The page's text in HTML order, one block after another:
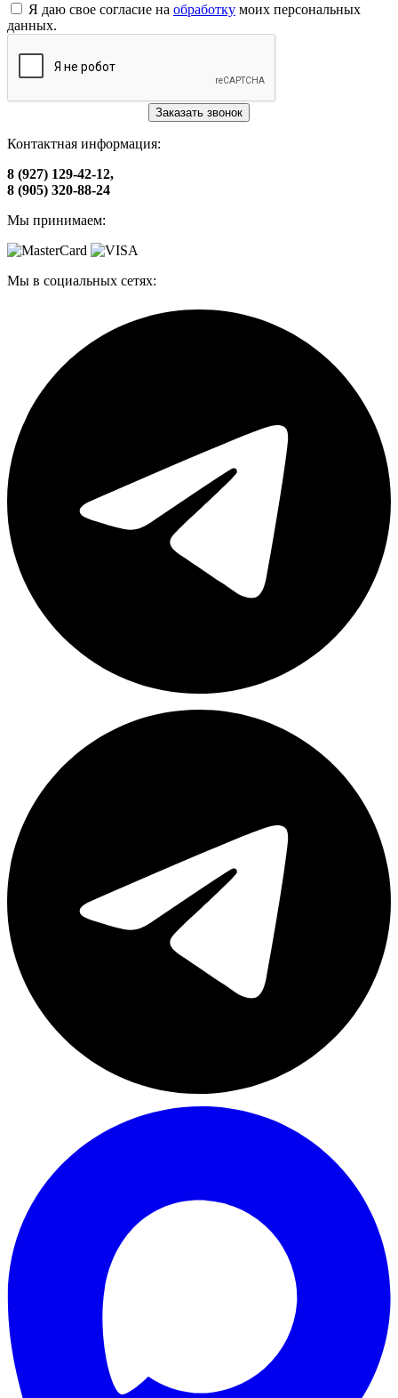
Я даю свое согласие на обработку моих персональных
данных.
Заказать звонок
Контактная информация:
8 (927) 129-42-12,
8 (905) 320-88-24
Мы принимаем:
Мы в социальных сетях: